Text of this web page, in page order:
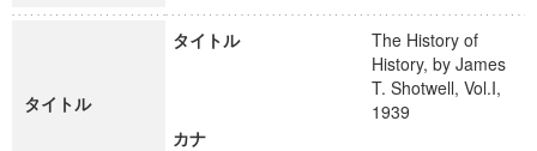
タイトル
タイトル
The History of
History, by James
T. Shotwell, Vol.I,
1939
カナ